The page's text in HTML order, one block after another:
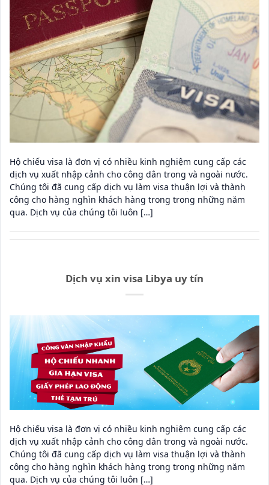
Hộ chiếu visa là đơn vị có nhiều kinh nghiệm cung cấp các
dịch vụ xuất nhập cảnh cho công dân trong và ngoài nước.
Chúng tôi đã cung cấp dịch vụ làm visa thuận lợi và thành
công cho hàng nghìn khách hàng trong trong những năm
qua. Dịch vụ của chúng tôi luôn […]
Dịch vụ xin visa Libya uy tín
Hộ chiếu visa là đơn vị có nhiều kinh nghiệm cung cấp các
dịch vụ xuất nhập cảnh cho công dân trong và ngoài nước.
Chúng tôi đã cung cấp dịch vụ làm visa thuận lợi và thành
công cho hàng nghìn khách hàng trong trong những năm
qua. Dịch vụ của chúng tôi luôn […]